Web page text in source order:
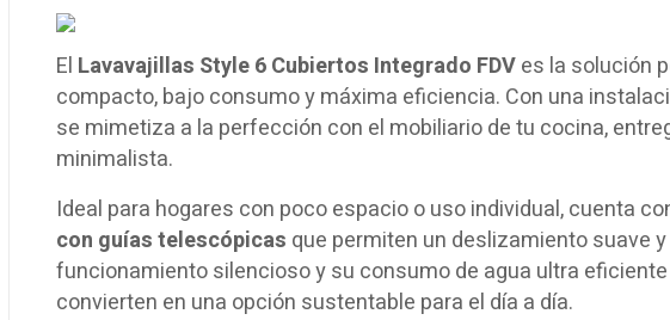
El Lavavajillas Style 6 Cubiertos Integrado FDVes la solución
compacto, bajo consumo y máxima eficiencia. Con una
se mimetiza a la perfección con el mobiliario de tu cocina,
minimalista.
Ideal para hogares con poco espacio o uso individual, cuenta
con guías telescópicas que permiten un deslizamiento suave
funcionamiento silencioso y su consumo de agua ultra
convierten en una opción sustentable para el día a día.